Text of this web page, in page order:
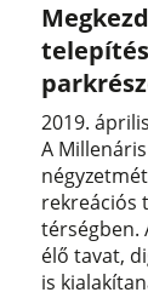
2019.
A
rekreációs
térségben.
élő tavat,
is